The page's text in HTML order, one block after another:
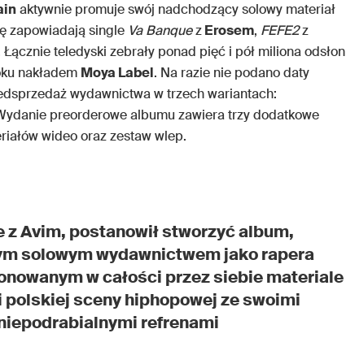
aktywnie promuje swój nadchodzący solowy materiał
zapowiadają single Va BanquezErosem, FEFE2z
Łącznie teledyski zebrały ponad pięć i pół miliona odsłon
nakładem Moya Label. Na razie nie podano daty
wydawnictwa w trzech wariantach:
preorderowe albumu zawiera trzy dodatkowe
wideo oraz zestaw wlep.
Avim, postanowił stworzyć album,
solowym wydawnictwem jako rapera
w całości przez siebie materiale
polskiej sceny hiphopowej ze swoimi
refrenami